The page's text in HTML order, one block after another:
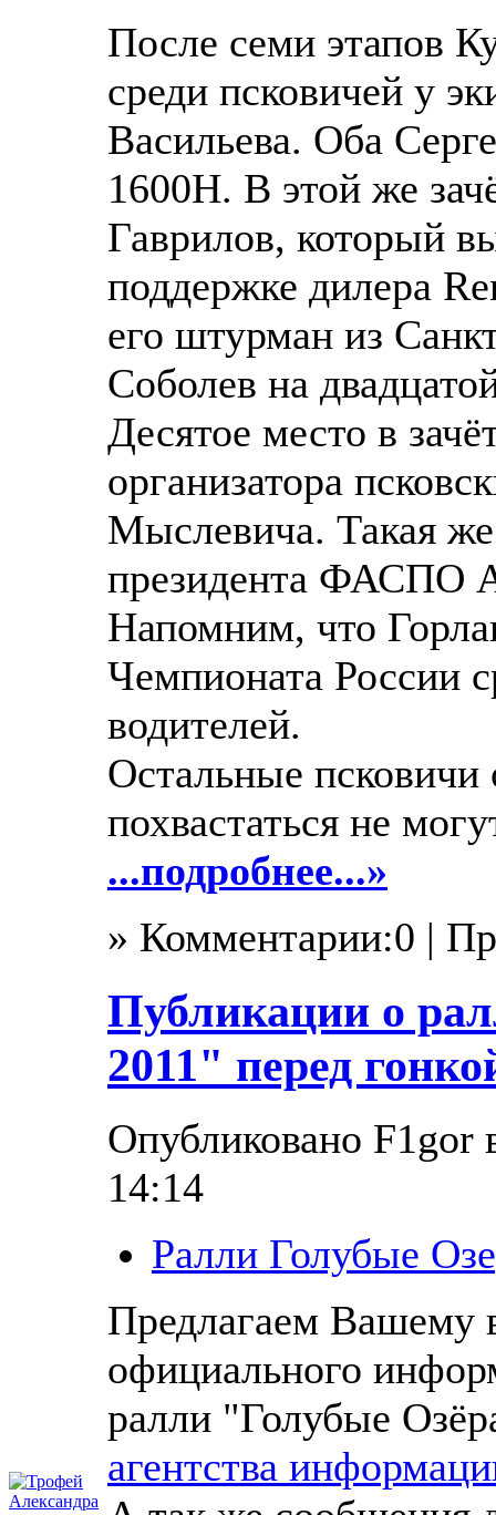
После семи этапов
среди псковичей у
Васильева. Оба
1600Н. В этой же
Гаврилов, который
поддержке дилера
его штурман из
Соболев на
Десятое место в
организатора
Мыслевича. Такая
президента ФАСПО
Напомним, что
Чемпионата России
водителей.
Остальные псковичи
похвастаться не
...подробнее...»
» Комментарии:0 |
Публикации о
2011" перед
Опубликовано
14:14
Ралли Голубые
Предлагаем Вашему
официального
ралли "Голубые
агентства